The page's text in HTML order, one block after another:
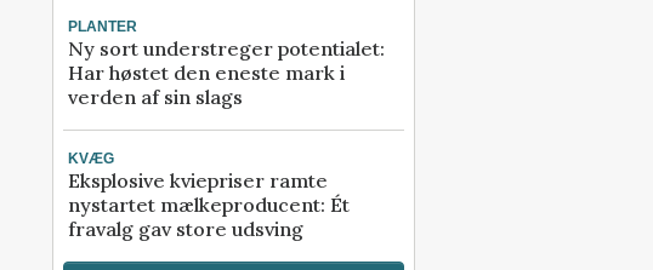
PLANTER
Ny sort understreger potentialet:
Har høstet den eneste mark i
verden af sin slags
KVÆG
Eksplosive kviepriser ramte
nystartet mælkeproducent: Ét
fravalg gav store udsving